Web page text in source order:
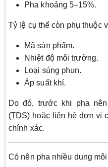
Pha khoảng 5–15%.
Tỷ lệ cụ thể còn phụ thuộc
Mã sản phẩm.
Nhiệt độ môi trường.
Loại súng phun.
Áp suất khí.
Do đó, trước khi pha
(TDS) hoặc liên hệ đơn vị
chính xác.
Có nên pha nhiều dung